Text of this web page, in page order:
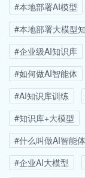
#本地部署AI模型
#本地部署大模型
#企业级AI知识库
#如何做AI智能体
#AI知识库训练
#知识库+大模型
#什么叫做AI智能体
#企业AI大模型